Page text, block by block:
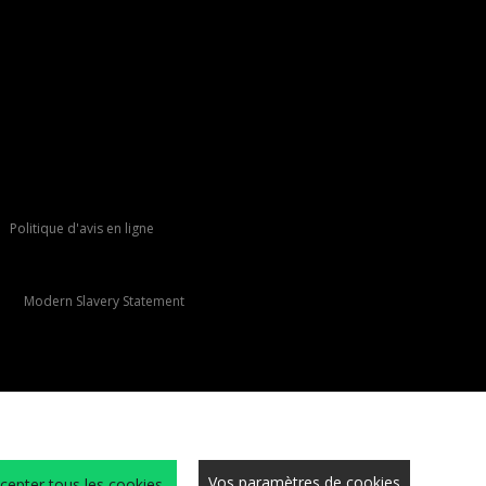
Politique d'avis en ligne
Modern Slavery Statement